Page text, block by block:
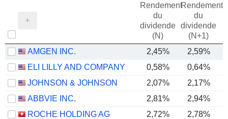
Rendement
du
dividende
(N)
Rendement
du
dividende
(N+1)
AMGEN INC. 2,45% 2,59%
ELI LILLY AND COMPANY
0,58%
0,64%
JOHNSON & JOHNSON
2,07% 2,17%
ABBVIE INC.
2,81% 2,94%
ROCHE HOLDING AG
2,72% 2,78%